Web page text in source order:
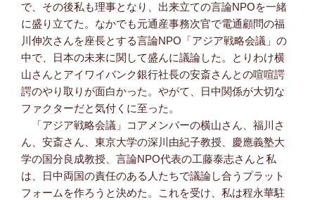
で、その後私も理事となり、出来立ての言論NPOを一緒
に盛り立てた。なかでも元通産事務次官で電通顧問の福
川伸次さんを座長とする言論NPO「アジア戦略会議」の
中で、日本の未来に関して盛んに議論した。とりわけ横
山さんとアイワイバンク銀行社長の安斎さんとの喧喧諤
諤のやり取りが面白かった。やがて、日中関係が大切な
ファクターだと気付くに至った。
「アジア戦略会議」コアメンバーの横山さん、福川さ
ん、安斎さん、東京大学の深川由紀子教授、慶應義塾大
学の国分良成教授、言論NPO代表の工藤泰志さんと私
は、日中両国の責任のある人たちで議論し合うプラット
フォームを作ろうと決めた。これを受け、私は程永華駐